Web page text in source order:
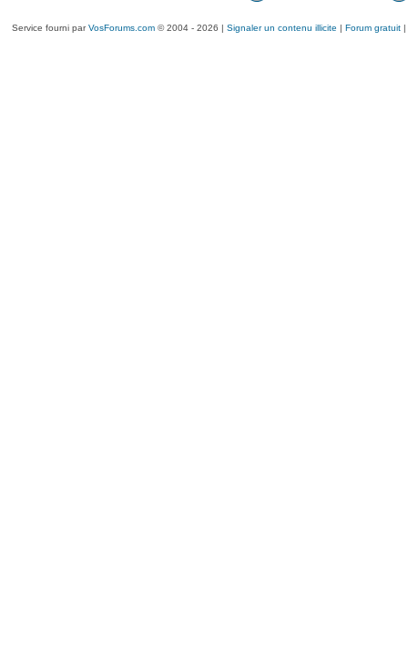
Service fourni parVosForums.com© 2004 - 2026 | Signaler un contenu illicite | Forum gratuit|